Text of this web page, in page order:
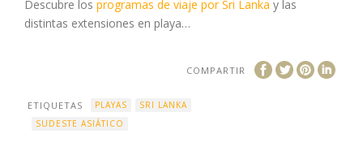
Descubre losprogramas de viaje por Sri Lanka y las
distintas extensiones en playa…
COMPARTIR
ETIQUETAS PLAYAS
SRI LANKA
SUDESTE ASIÁTICO